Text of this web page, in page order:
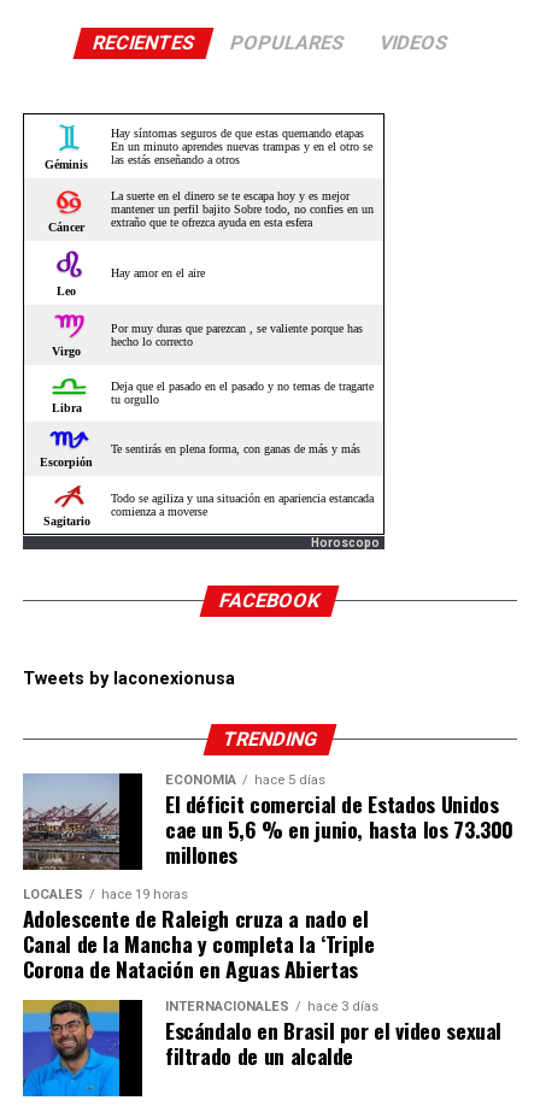
RECIENTES POPULARES VIDEOS
Horoscopo
FACEBOOK
Tweets by laconexionusa
TRENDING
ECONOMÍA hace 5 días
El déficit comercial de Estados Unidos
cae un 5,6 % en junio, hasta los 73.300
millones
LOCALES hace 19 horas
Adolescente de Raleigh cruza a nado el
Canal de la Mancha y completa la ‘Triple
Corona de Natación en Aguas Abiertas
INTERNACIONALES hace 3 días
Escándalo en Brasil por el video sexual
filtrado de un alcalde